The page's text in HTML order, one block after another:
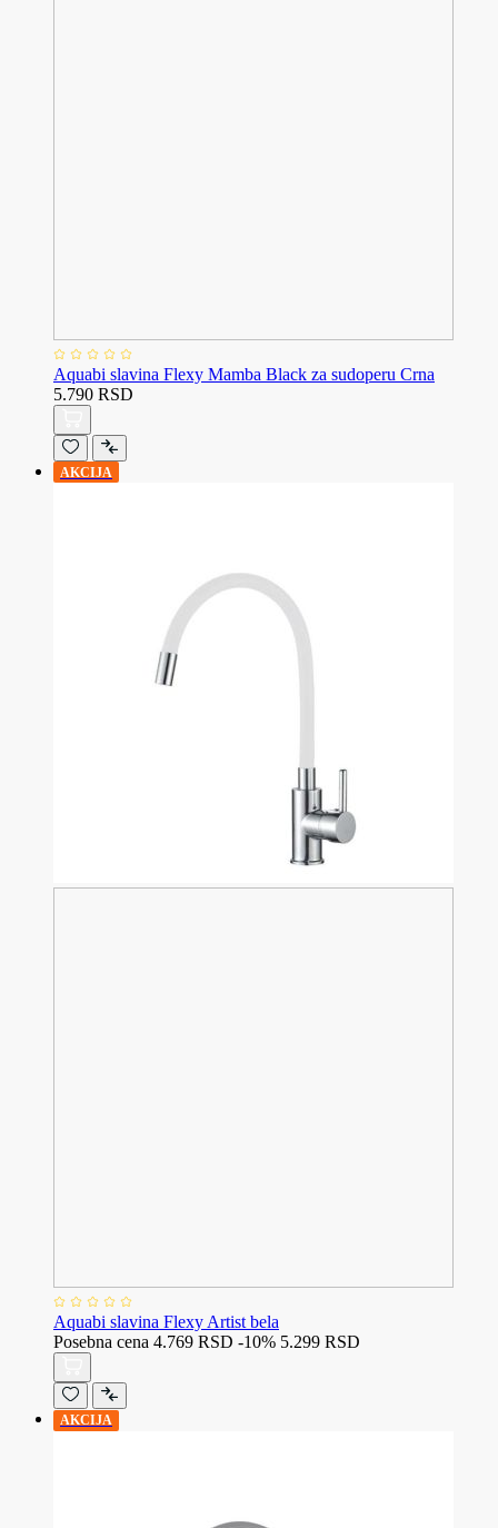
Aquabi slavina Flexy Mamba Black za sudoperu Crna
5.790 RSD
AKCIJA
Aquabi slavina Flexy Artist bela
Posebna cena 4.769 RSD -10% 5.299 RSD
AKCIJA